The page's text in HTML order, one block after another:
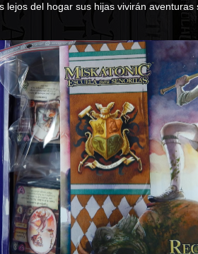
del hogar sus hijas vivirán